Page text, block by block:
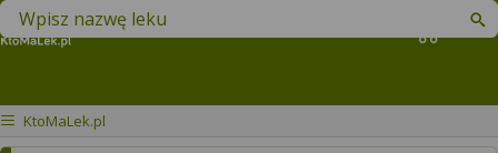
Koszyk
Znajdź lek w swojej okolicy
KtoMaLek.pl